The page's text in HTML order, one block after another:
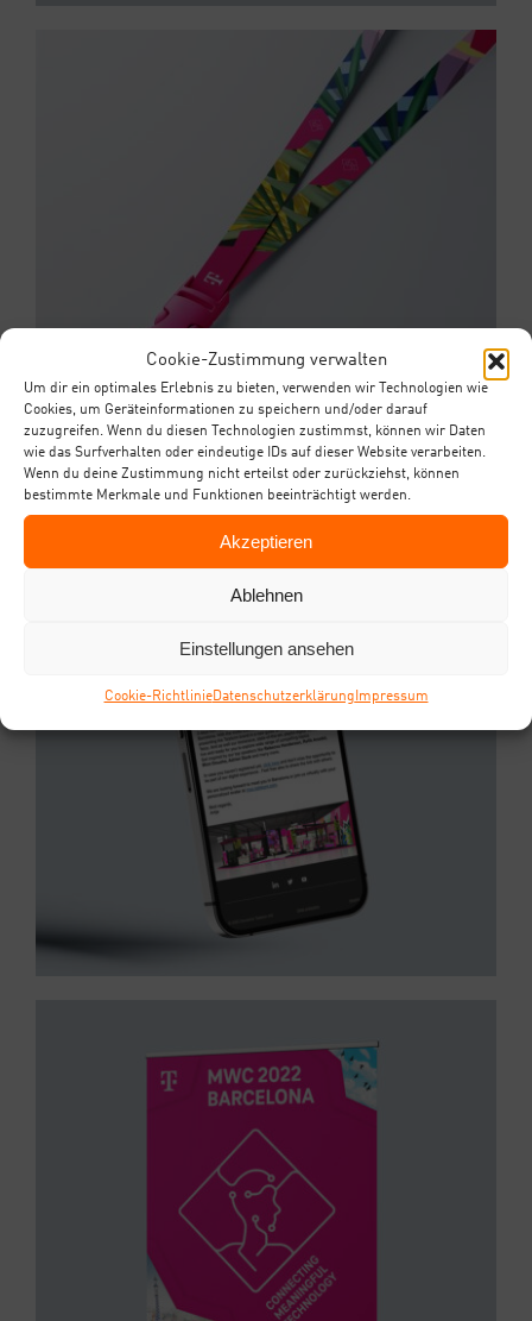
Cookie-Zustimmung verwalten
Um dir ein optimales Erlebnis zu bieten, verwenden wir Technologien wie
Cookies, um Geräteinformationen zu speichern und/oder darauf
zuzugreifen. Wenn du diesen Technologien zustimmst, können wir Daten
wie das Surfverhalten oder eindeutige IDs auf dieser Website verarbeiten.
Wenn du deine Zustimmung nicht erteilst oder zurückziehst, können
bestimmte Merkmale und Funktionen beeinträchtigt werden.
Akzeptieren
Ablehnen
Einstellungen ansehen
Coo­kie-Richt­li­nieDaten­schutz­er­klä­rung Impres­sum